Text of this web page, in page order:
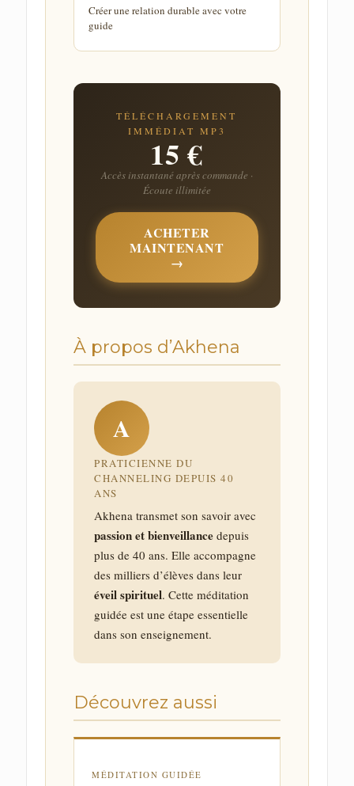
Créer une relation durable avec votre
guide
TÉLÉCHARGEMENT
IMMÉDIAT MP3
15 €
Accès instantané après commande ·
Écoute illimitée
ACHETER
MAINTENANT
→
À propos d’Akhena
A
PRATICIENNE DU
CHANNELING DEPUIS 40
ANS
Akhena transmet son savoir avec
passion et bienveillance depuis
plus de 40 ans. Elle accompagne
des milliers d’élèves dans leur
éveil spirituel. Cette méditation
guidée est une étape essentielle
dans son enseignement.
Découvrez aussi
MÉDITATION GUIDÉE